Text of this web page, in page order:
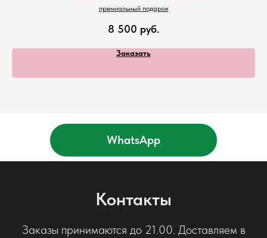
премиальный подарок
8 500 руб.
Заказать
WhatsApp
Контакты
Заказы принимаются до 21.00. Доставляем в